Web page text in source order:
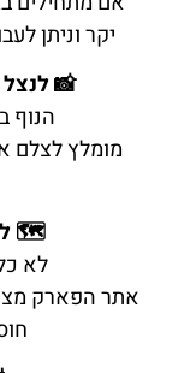
יקר וניתן
📸
הנוף
מומלץ לצלם
🗺️
לא
אתר הפארק